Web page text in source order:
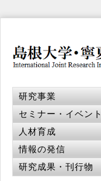
研究事業
セミナー・イベント
人材育成
情報の発信
研究成果・刊行物